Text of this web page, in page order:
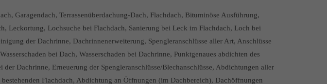
Garagendach, Terrassenüberdachung-Dach, Flachdach, Bituminöse Ausführung,
Leckortung, Lochsuche bei Flachdach, Sanierung bei Leck im Flachdach, Loch bei
der Dachrinne, Dachrinnenerweiterung, Spengleranschlüsse aller Art, Anschlüsse
bei Dach, Wasserschaden bei Dachrinne, Punktgenaues abdichten des
der Dachrinne, Erneuerung der Spengleranschlüsse/Blechanschlüsse, Abdichtungen aller
Flachdach, Abdichtung an Öffnungen (im Dachbereich), Dachöffnungen